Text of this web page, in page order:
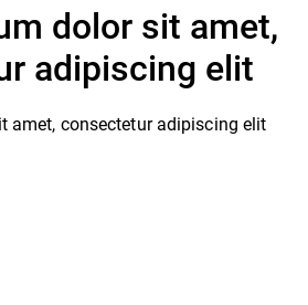
dolor sit amet,
adipiscing elit
amet, consectetur adipiscing elit